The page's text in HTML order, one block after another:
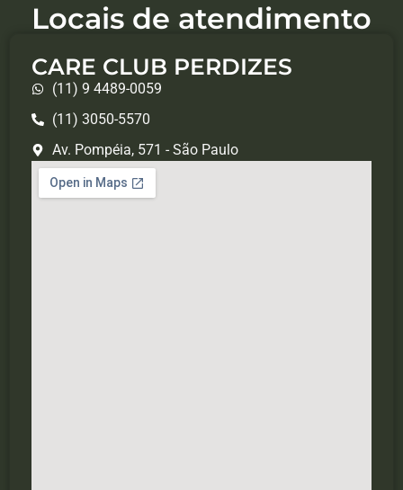
Locais de atendimento
CARE CLUB PERDIZES
(11) 9 4489-0059
(11) 3050-5570
Av. Pompéia, 571 - São Paulo